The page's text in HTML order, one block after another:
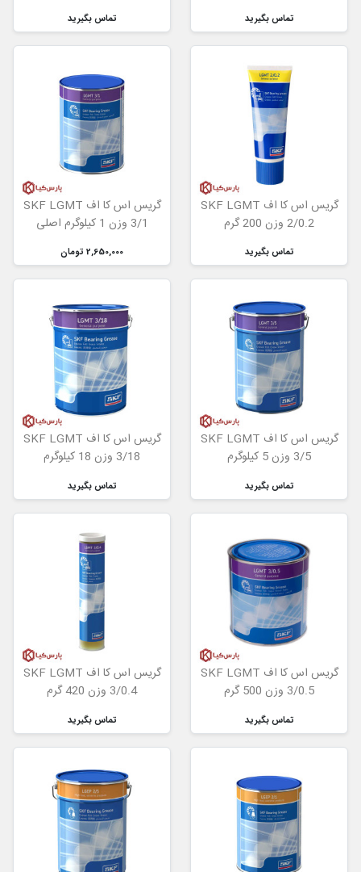
تماس بگیرید تماس بگیرید
گریس اس کا اف SKF LGMT
2/0.2 وزن 200 گرم
تماس بگیرید
گریس اس کا اف SKF LGMT
3/1 وزن 1 کیلوگرم اصلی
2,650,000 تومان
گریس اس کا اف SKF LGMT
3/5 وزن 5 کیلوگرم
تماس بگیرید
گریس اس کا اف SKF LGMT
3/18 وزن 18 کیلوگرم
تماس بگیرید
گریس اس کا اف SKF LGMT
3/0.5 وزن 500 گرم
تماس بگیرید
گریس اس کا اف SKF LGMT
3/0.4 وزن 420 گرم
تماس بگیرید